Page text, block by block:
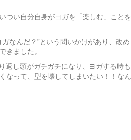
つい自分自身がヨガを「楽しむ」ことを
なんだ？”という問いかけがあり、改め
きました。
返し頭がガチガチになり、ヨガする時も
なって、型を壊してしまいたい！！なん